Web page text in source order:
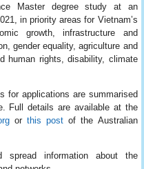
Master degree study at an
in priority areas for Vietnam’s
growth, infrastructure and
gender equality, agriculture and
human rights, disability, climate
for applications are summarised
Full details are available at the
or this post of the Australian
information about the